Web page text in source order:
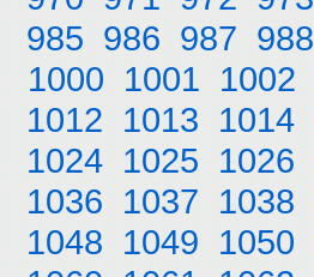
985 986 987 988
1000 1001 1002
1012 1013 1014
1024 1025 1026
1036 1037 1038
1048 1049 1050